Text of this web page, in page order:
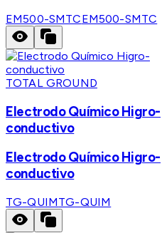
EM500-SMTCEM500-SMTC
TOTAL GROUND
Electrodo Químico Higro-
conductivo
Electrodo Químico Higro-
conductivo
TG-QUIMTG-QUIM